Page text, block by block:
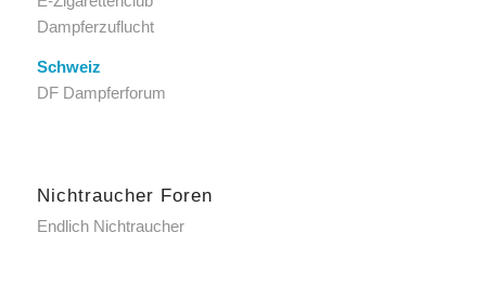
Dampferzuflucht
Schweiz
DF Dampferforum
Nichtraucher Foren
Endlich Nichtraucher